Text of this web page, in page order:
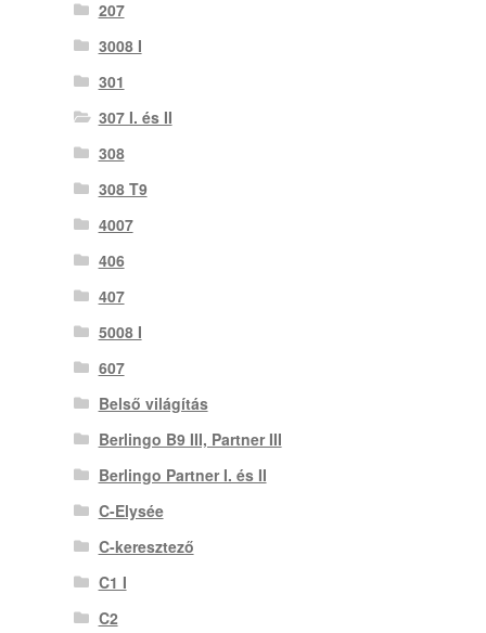
207
3008 I
301
307 I. és II
308
308 T9
4007
406
407
5008 I
607
Belső világítás
Berlingo B9 III, Partner III
Berlingo Partner I. és II
C-Elysée
C-keresztező
C1 I
C2